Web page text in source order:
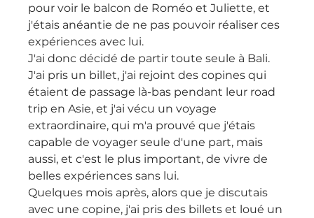
pour voir le balcon de Roméo et Juliette, et
j'étais anéantie de ne pas pouvoir réaliser ces
expériences avec lui.
J'ai donc décidé de partir toute seule à Bali.
J'ai pris un billet, j'ai rejoint des copines qui
étaient de passage là-bas pendant leur road
trip en Asie, et j'ai vécu un voyage
extraordinaire, qui m'a prouvé que j'étais
capable de voyager seule d'une part, mais
aussi, et c'est le plus important, de vivre de
belles expériences sans lui.
Quelques mois après, alors que je discutais
avec une copine, j'ai pris des billets et loué un